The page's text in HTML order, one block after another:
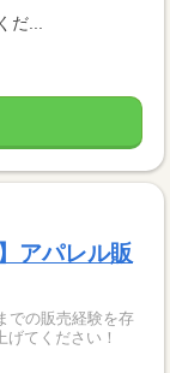
だ...
アパレル販
での販売経験を存
てください！